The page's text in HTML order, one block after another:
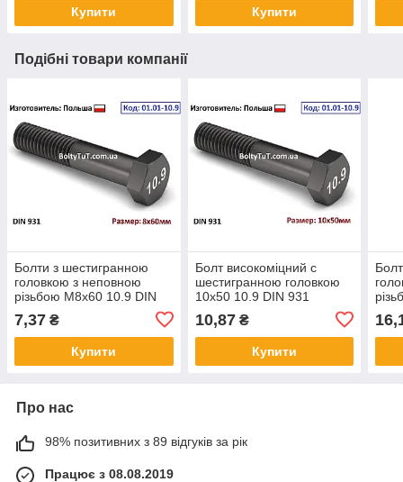
Купити Купити
Подібні товари компанії
Болти з шестигранною
головкою з неповною
різьбою М8х60 10.9 DIN
7,37 ₴
Купити
Болт високоміцний c
шестигранною головкою
10х50 10.9 DIN 931
10,87₴
Купити
Про нас
98% позитивних з 89 відгуків за рік
Працює з 08.08.2019